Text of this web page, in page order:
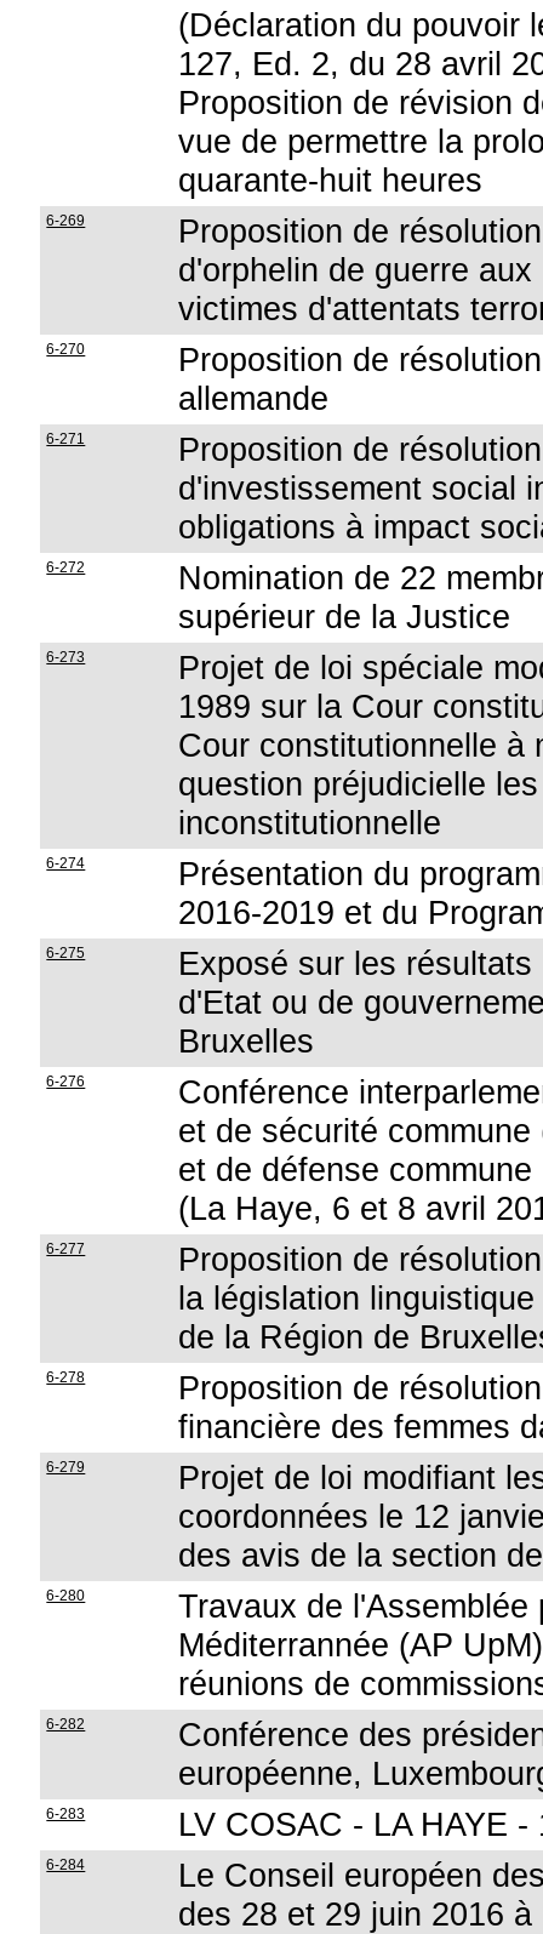
(Déclaration du pouvoir
127, Ed. 2, du 28 avril
Proposition de révision
vue de permettre la
quarante-huit heures
6-269
Proposition de
d'orphelin de guerre
victimes d'attentats
6-270
Proposition de
allemande
6-271
Proposition de
d'investissement social
obligations à impact
6-272
Nomination de 22
supérieur de la Justice
6-273
Projet de loi spéciale
1989 sur la Cour
Cour constitutionnelle à
question préjudicielle
inconstitutionnelle
6-274
Présentation du
2016-2019 et du
6-275
Exposé sur les
d'Etat ou de
Bruxelles
6-276
Conférence
et de sécurité
et de défense commune
(La Haye, 6 et 8 avril
6-277
Proposition de
la législation
de la Région de
6-278
Proposition de
financière des femmes
6-279
Projet de loi modifiant
coordonnées le 12
des avis de la section
6-280
Travaux de
Méditerrannée (AP
réunions de
6-282
Conférence des
européenne,
6-283 LV COSAC - LA HAYE
6-284
Le Conseil européen
des 28 et 29 juin 2016 à